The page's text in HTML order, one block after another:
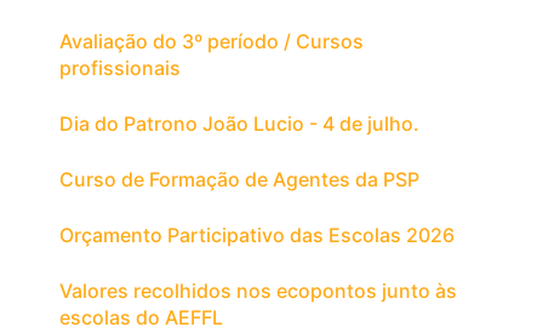
Avaliação do 3º período / Cursos
profissionais
Dia do Patrono João Lucio - 4 de julho.
Curso de Formação de Agentes da PSP
Orçamento Participativo das Escolas 2026
Valores recolhidos nos ecopontos junto às
escolas do AEFFL